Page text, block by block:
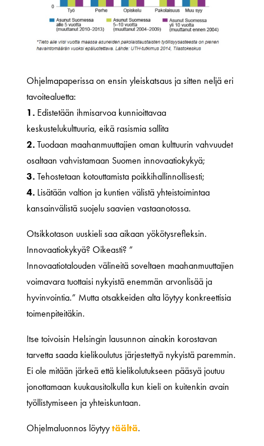
Ohjelmapaperissa on ensin yleiskatsaus ja sitten neljä eri
tavoitealuetta:
1.Edistetään ihmisarvoa kunnioittavaa
keskustelukulttuuria, eikä rasismia sallita
2.Tuodaan maahanmuuttajien oman kulttuurin vahvuudet
osaltaan vahvistamaan Suomen innovaatiokykyä;
3.Tehostetaan kotouttamista poikkihallinnollisesti;
4.Lisätään valtion ja kuntien välistä yhteistoimintaa
kansainvälistä suojelu saavien vastaanotossa.
Otsikkotason uuskieli saa aikaan yökötysrefleksin.
Innovaatiokykyä? Oikeasti? ”
Innovaatiotalouden välineitä soveltaen maahanmuuttajien
voimavara tuottaisi nykyistä enemmän arvonlisää ja
hyvinvointia.” Mutta otsakkeiden alta löytyy konkreettisia
toimenpiteitäkin.
Itse toivoisin Helsingin lausunnon ainakin korostavan
tarvetta saada kielikoulutus järjestettyä nykyistä paremmin.
Ei ole mitään järkeä että kielikolutukseen pääsyä joutuu
jonottamaan kuukausitolkulla kun kieli on kuitenkin avain
työllistymiseen ja yhteiskuntaan.
Ohjelmaluonnos löytyytäältä.